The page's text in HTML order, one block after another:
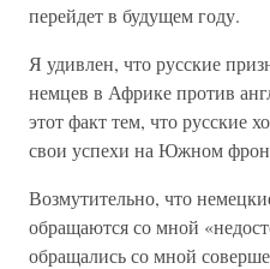
перейдет в будущем году.
Я удивлен, что русские
немцев в Африке против
этот факт тем, что русские
свои успехи на Южном
Возмутительно, что
обращаются со мной
обращались со мной